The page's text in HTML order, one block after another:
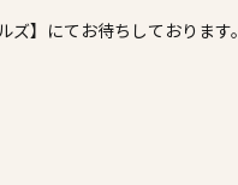
】にてお待ちしております。